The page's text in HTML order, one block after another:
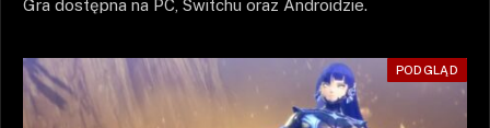
Gra dostępna na PC, Switchu oraz Androidzie.
PODGLĄD